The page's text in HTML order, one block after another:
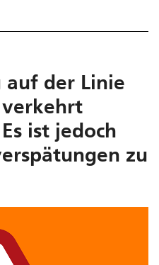
auf der Linie
verkehrt
ist jedoch
zu